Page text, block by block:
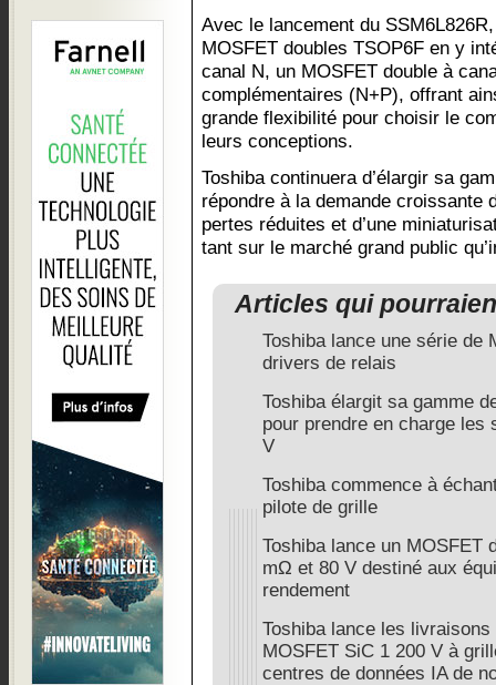
Avec le lancement du
MOSFET doubles TSOP6F en y
canal N, un MOSFET double à
complémentaires (N+P), offrant
grande flexibilité pour choisir le
leurs conceptions.
Toshiba continuera d’élargir sa
répondre à la demande croissante
pertes réduites et d’une
tant sur le marché grand public
Articles qui
Toshiba lance une série de
drivers de relais
Toshiba élargit sa gamme
pour prendre en charge les
V
Toshiba commence à
pilote de grille
Toshiba lance un MOSFET
mΩ et 80 V destiné aux
rendement
Toshiba lance les livraisons
MOSFET SiC 1 200 V à
centres de données IA de